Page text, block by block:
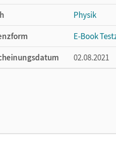
Physik
E-Book
02.08.2021